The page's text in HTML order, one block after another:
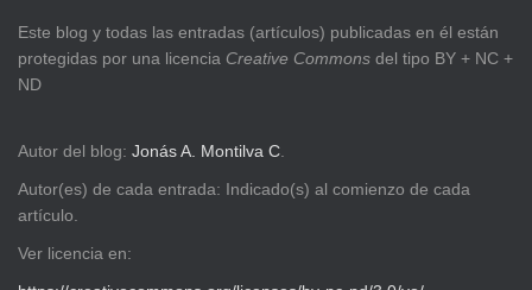
Este blog y todas las entradas (artículos) publicadas en él están
protegidas por una licencia Creative Commons del tipo BY + NC +
ND
Autor del blog: Jonás A. Montilva C
Autor(es) de cada entrada: Indicado(s) al comienzo de cada
artículo.
Ver licencia en: